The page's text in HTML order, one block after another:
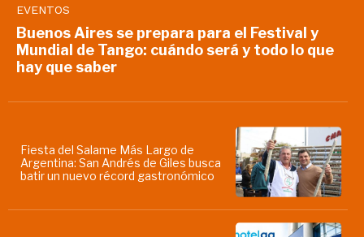
EVENTOS
Buenos Aires se prepara para el Festival y
Mundial de Tango: cuándo será y todo lo que
hay que saber
Fiesta del Salame Más Largo de
Argentina: San Andrés de Giles busca
batir un nuevo récord gastronómico